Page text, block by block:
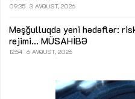
09:35 3 AVQUST, 2026
Məşğulluqda yeni hədəflər:
rejimi... MÜSAHİBƏ
12:54 6 AVQUST, 2026